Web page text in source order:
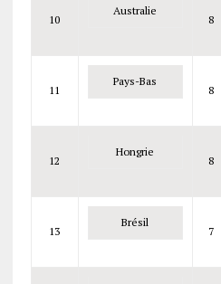
10
Australie
8
11
Pays-Bas
8
12
Hongrie
8
13
Brésil
7